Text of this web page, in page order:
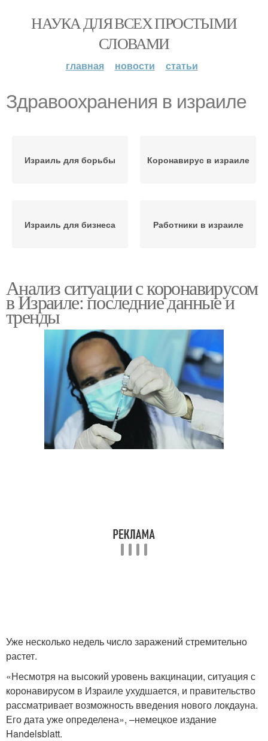
НАУКА ДЛЯ ВСЕХ ПРОСТЫМИ
СЛОВАМИ
главная новости статьи
Здравоохранения в израиле
Израиль для борьбы Коронавирус в израиле
Израиль для бизнеса Работники в израиле
Анализ ситуации с коронавирусом
в Израиле: последние данные и
тренды
Уже несколько недель число заражений стремительно
растет.
«Несмотря на высокий уровень вакцинации, ситуация с
коронавирусом в Израиле ухудшается, и правительство
рассматривает возможность введения нового локдауна.
Его дата уже определена», –немецкое издание
Handelsblatt.